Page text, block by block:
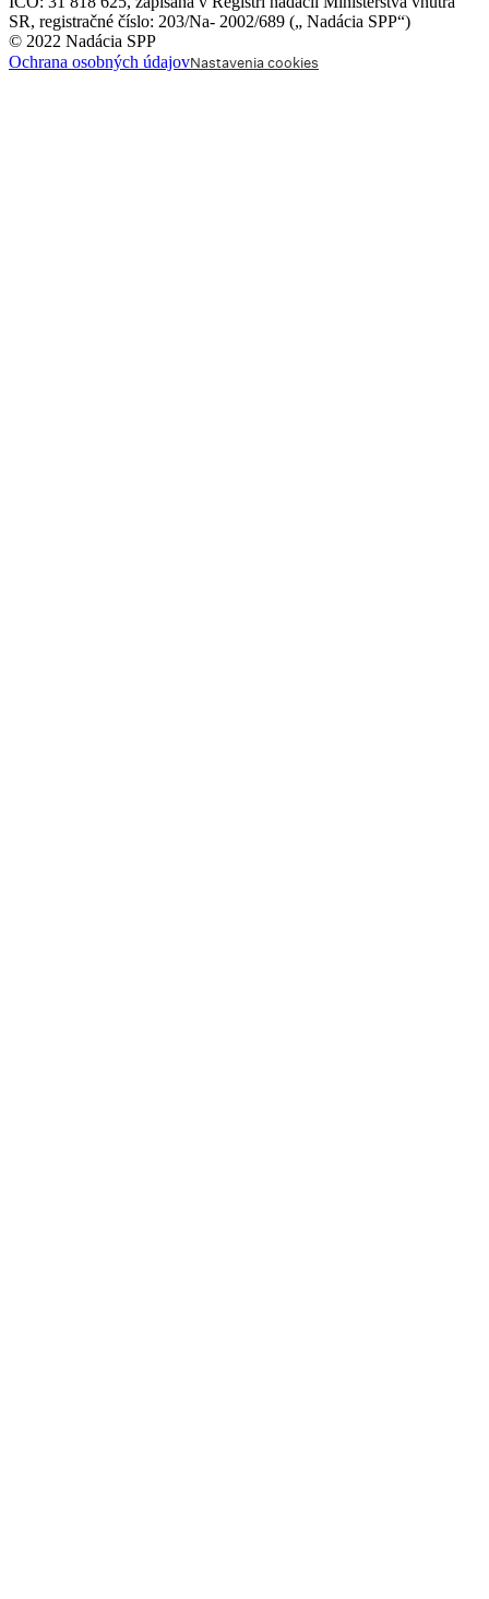
SR, registračné číslo: 203/Na- 2002/689 („ Nadácia SPP“)
© 2022 Nadácia SPP
Ochrana osobných údajovNastavenia cookies